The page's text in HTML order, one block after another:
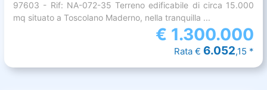
97603 - Rif: NA-072-35 Terreno edificabile di circa 15.000
mq situato a Toscolano Maderno, nella tranquilla ...
€ 1.300.000
Rata € 6.052,15 *